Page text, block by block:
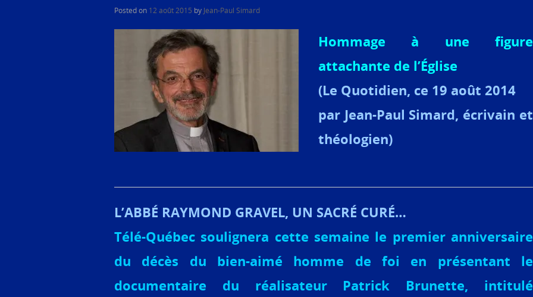
Posted on 12 août 2015 by Jean-Paul Simard
Hommage à une figure
attachante de l’Église
(Le Quotidien, ce 19 août 2014
par Jean-Paul Simard, écrivain et
théologien)
L’ABBÉ RAYMOND GRAVEL, UN SACRÉ CURÉ…
Télé-Québec soulignera cette semaine le premier anniversaire
du décès du bien-aimé homme de foi en présentant le
documentaire du réalisateur Patrick Brunette, intitulé